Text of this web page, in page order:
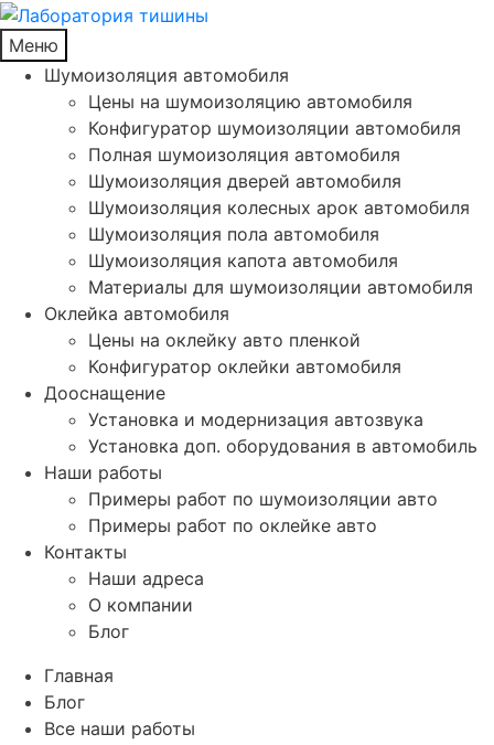
Меню
Шумоизоляция автомобиля
Цены на шумоизоляцию автомобиля
Конфигуратор шумоизоляции автомобиля
Полная шумоизоляция автомобиля
Шумоизоляция дверей автомобиля
Шумоизоляция колесных арок автомобиля
Шумоизоляция пола автомобиля
Шумоизоляция капота автомобиля
Материалы для шумоизоляции автомобиля
Оклейка автомобиля
Цены на оклейку авто пленкой
Конфигуратор оклейки автомобиля
Дооснащение
Установка и модернизация автозвука
Установка доп. оборудования в автомобиль
Наши работы
Примеры работ по шумоизоляции авто
Примеры работ по оклейке авто
Контакты
Наши адреса
О компании
Блог
Главная
Блог
Все наши работы